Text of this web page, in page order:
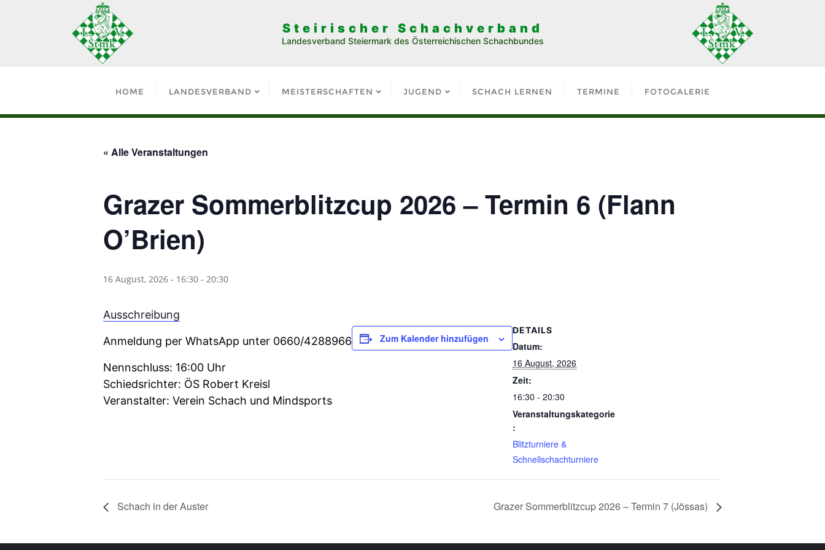
Steirischer Schachverband
Landesverband Steiermark des Österreichischen Schachbundes
HOME LANDESVERBAND MEISTERSCHAFTEN JUGEND SCHACH LERNEN TERMINE FOTOGALERIE
« Alle Veranstaltungen
Grazer Sommerblitzcup 2026 – Termin 6 (Flann
O’Brien)
16 August, 2026 - 16:30 - 20:30
Ausschreibung
Anmeldung per WhatsApp unter 0660/4288966
Nennschluss: 16:00 Uhr
Schiedsrichter: ÖS Robert Kreisl
Veranstalter: Verein Schach und Mindsports
Zum Kalender hinzufügen
DETAILS
Datum:
16 August, 2026
Zeit:
16:30 - 20:30
Veranstaltungskategorie
:
Blitzturniere &
Schnellschachturniere
Schach in der Auster Grazer Sommerblitzcup 2026 – Termin 7 (Jössas)